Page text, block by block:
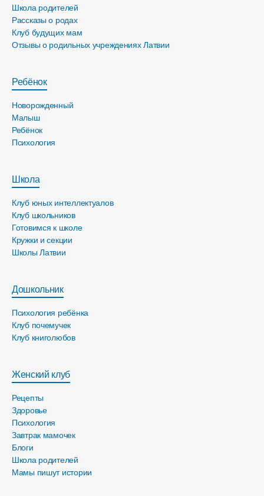
Школа родителей
Рассказы о родах
Клуб будущих мам
Отзывы о родильных учреждениях Латвии
Ребёнок
Новорожденный
Малыш
Ребёнок
Психология
Школа
Клуб юных интеллектуалов
Клуб школьников
Готовимся к школе
Кружки и секции
Школы Латвии
Дошкольник
Психология ребёнка
Клуб почемучек
Клуб книголюбов
Женский клуб
Рецепты
Здоровье
Психология
Завтрак мамочек
Блоги
Школа родителей
Мамы пишут истории